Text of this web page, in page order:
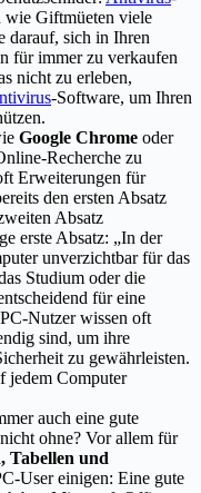
wie Giftmüeten viele
darauf, sich in Ihren
für immer zu verkaufen
nicht zu erleben,
-Software, um Ihren
Google Chrome oder
Recherche zu
Erweiterungen für
den ersten Absatz
Absatz
erste Absatz: „In der
unverzichtbar für das
Studium oder die
für eine
Nutzer wissen oft
sind, um ihre
zu gewährleisten.
jedem Computer
auch eine gute
ohne? Vor allem für
Tabellen und
User einigen: Eine gute